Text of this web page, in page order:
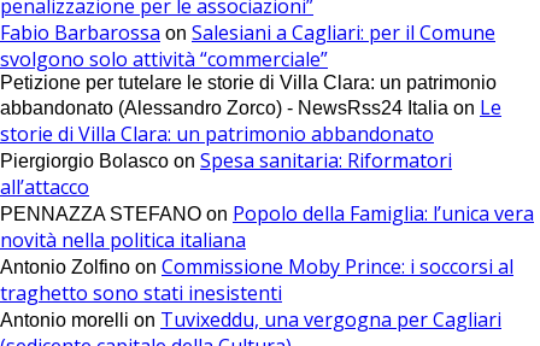
penalizzazione per le associazioni”
Fabio Barbarossa on Salesiani a Cagliari: per il Comune
svolgono solo attività “commerciale”
Petizione per tutelare le storie di Villa Clara: un patrimonio
abbandonato (Alessandro Zorco) - NewsRss24 Italia on Le
storie di Villa Clara: un patrimonio abbandonato
Piergiorgio Bolasco on Spesa sanitaria: Riformatori
all’attacco
PENNAZZA STEFANO on Popolo della Famiglia: l’unica vera
novità nella politica italiana
Antonio Zolfino on Commissione Moby Prince: i soccorsi al
traghetto sono stati inesistenti
Antonio morelli on Tuvixeddu, una vergogna per Cagliari